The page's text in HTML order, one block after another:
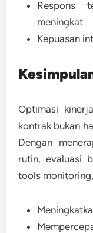
Respons
meningkat
Kepuasan
Optimasi
kontrak bukan
Dengan
rutin, evaluasi
tools monitoring